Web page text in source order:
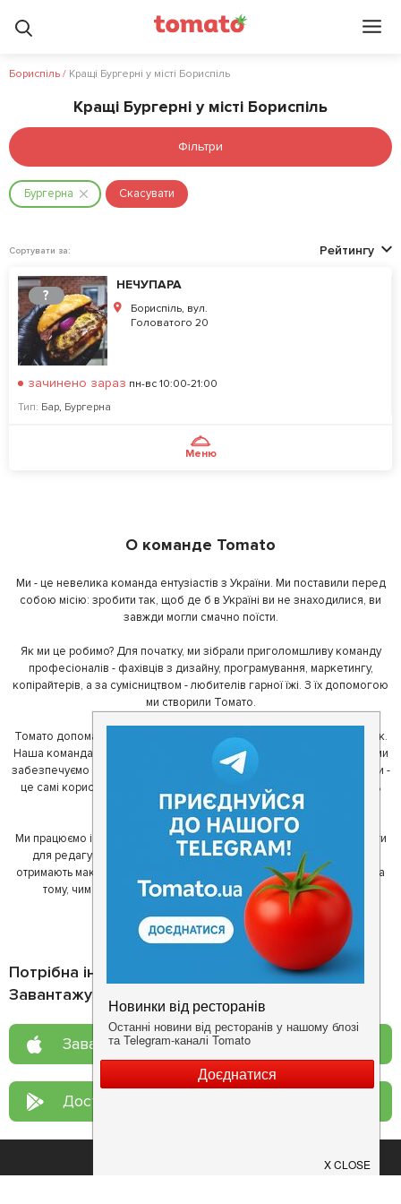
Бориспіль / Кращі Бургерні у місті Бориспіль
Кращі Бургерні у місті Бориспіль
Фільтри
Бургерна Скасувати
Сортувати за: Рейтингу
?
НЕЧУПАРА
Бориспіль, вул.
Головатого 20
зачинено зараз пн-вс 10:00-21:00
Тип: Бар, Бургерна
Меню
О команде Tomato
Ми - це невелика команда ентузіастів з України. Ми поставили перед
собою місію: зробити так, щоб де б в Україні ви не знаходилися, ви
завжди могли смачно поїсти.
Як ми це робимо? Для початку, ми зібрали приголомшливу команду
професіоналів - фахівців з дизайну, програмування, маркетингу,
копірайтерів, а за сумісництвом - любителів гарної їжі. З їх допомогою
ми створили Томато.
Томато допомагає своїм користувачам знайти цікаві місця неподалік.
Наша команда регулярно зв'язується з ресторанами - таким чином ми
забезпечуємо актуальність інформації. Друга частина нашої команди -
це самі користувачі, які діляться своїми враженнями і допомагають
один одному у виборі кращих місць.
Ми працюємо і з ресторанами. Для них ми надаємо зручні інструменти
для редагування інформації про себе - в результаті відвідувачі
отримають максимум інформації, а ресторан зможе зосередитися на
тому, чим він любить займатися більше всього - смачній їжі.
Потрібна інформація про заклад?
Завантажуйте додаток!
Завантажте у App Store
Доступно у